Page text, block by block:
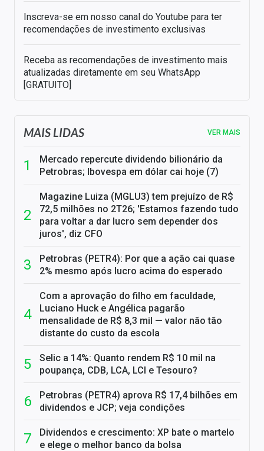
Inscreva-se em nosso canal do Youtube para ter
recomendações de investimento exclusivas
Receba as recomendações de investimento mais
atualizadas diretamente em seu WhatsApp
[GRATUITO]
MAIS LIDAS VER MAIS
Mercado repercute dividendo bilionário da
Petrobras; Ibovespa em dólar cai hoje (7)
Magazine Luiza (MGLU3) tem prejuízo de R$
72,5 milhões no 2T26; 'Estamos fazendo tudo
para voltar a dar lucro sem depender dos
juros', diz CFO
Petrobras (PETR4): Por que a ação cai quase
2% mesmo após lucro acima do esperado
Com a aprovação do filho em faculdade,
Luciano Huck e Angélica pagarão
mensalidade de R$ 8,3 mil — valor não tão
distante do custo da escola
Selic a 14%: Quanto rendem R$ 10 mil na
poupança, CDB, LCA, LCI e Tesouro?
Petrobras (PETR4) aprova R$ 17,4 bilhões em
dividendos e JCP; veja condições
Dividendos e crescimento: XP bate o martelo
e elege o melhor banco da bolsa